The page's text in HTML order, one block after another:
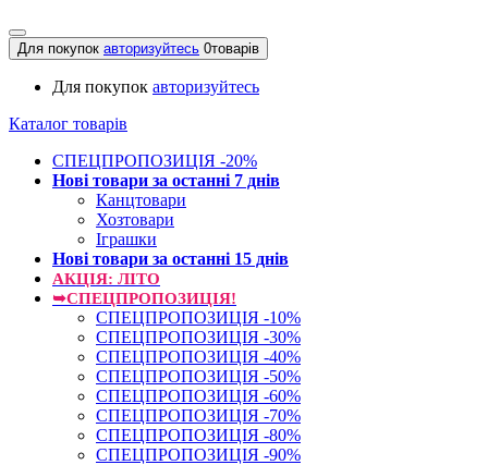
Для покупок авторизуйтесь 0товарів
Для покупок авторизуйтесь
Каталог товарів
СПЕЦПРОПОЗИЦІЯ -20%
Нові товари за останнi 7 днiв
Канцтовари
Хозтовари
Іграшки
Нові товари за останнi 15 днiв
АКЦІЯ: ЛІТО
➥СПЕЦПРОПОЗИЦІЯ!
СПЕЦПРОПОЗИЦІЯ -10%
СПЕЦПРОПОЗИЦІЯ -30%
СПЕЦПРОПОЗИЦІЯ -40%
СПЕЦПРОПОЗИЦІЯ -50%
СПЕЦПРОПОЗИЦІЯ -60%
СПЕЦПРОПОЗИЦІЯ -70%
СПЕЦПРОПОЗИЦІЯ -80%
СПЕЦПРОПОЗИЦІЯ -90%